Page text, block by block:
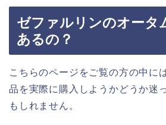
ゼファルリンのオータ
あるの？
こちらのページをご覧の方の中に
品を実際に購入しようかどうか迷
もしれません。